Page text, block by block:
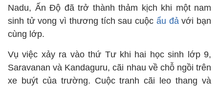
Nadu, Ấn Độ đã trở thành thảm kịch khi một nam
sinh tử vong vì thương tích sau cuộc ẩu đảvới bạn
cùng lớp.
Vụ việc xảy ra vào thứ Tư khi hai học sinh lớp 9,
Saravanan và Kandaguru, cãi nhau về chỗ ngồi trên
xe buýt của trường. Cuộc tranh cãi leo thang và